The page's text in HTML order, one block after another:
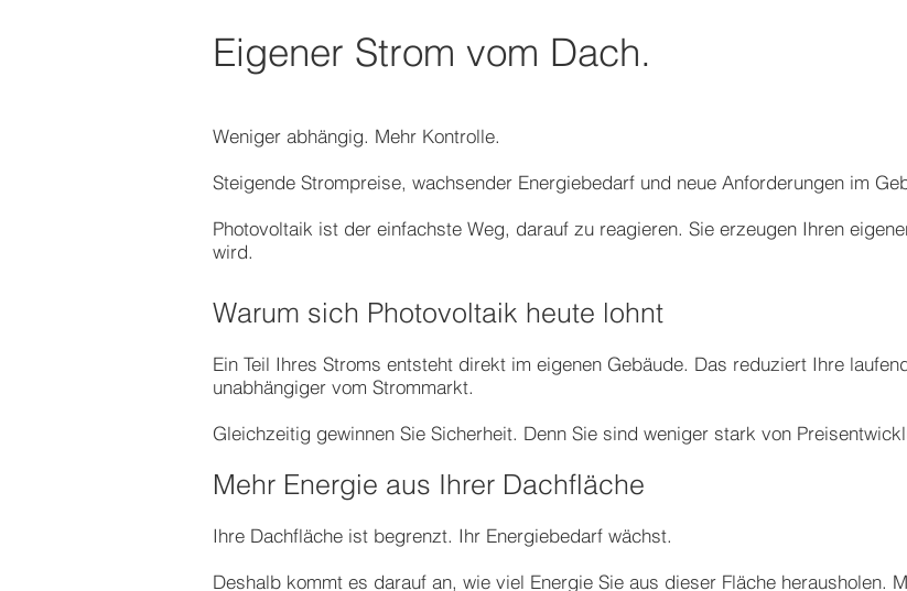
Eigener Strom vom Dach.
Weniger abhängig. Mehr Kontrolle.
Steigende Strompreise, wachsender Energiebedarf und neue Anforderungen im
Photovoltaik ist der einfachste Weg, darauf zu reagieren. Sie erzeugen Ihren
wird.
Warum sich Photovoltaik heute lohnt
Ein Teil Ihres Stroms entsteht direkt im eigenen Gebäude. Das reduziert Ihre
unabhängiger vom Strommarkt.
Gleichzeitig gewinnen Sie Sicherheit. Denn Sie sind weniger stark von
Mehr Energie aus Ihrer Dachfläche
Ihre Dachfläche ist begrenzt. Ihr Energiebedarf wächst.
Deshalb kommt es darauf an, wie viel Energie Sie aus dieser Fläche herausholen.